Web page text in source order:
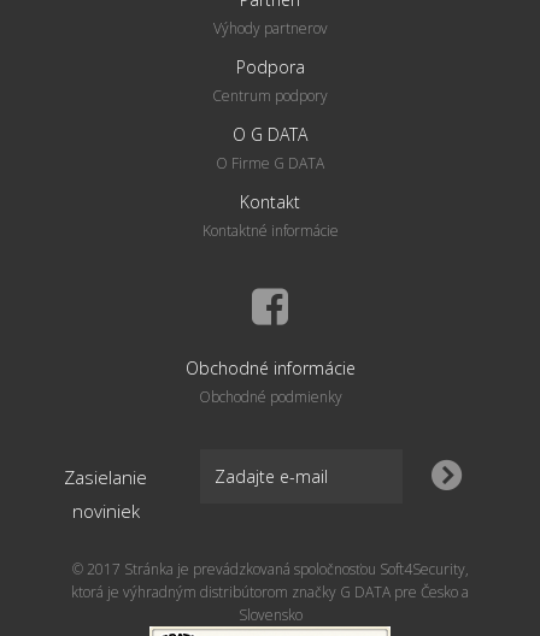
Výhody partnerov
Podpora
Centrum podpory
O G DATA
O Firme G DATA
Kontakt
Kontaktné informácie
Obchodné informácie
Obchodné podmienky
Zasielanie
noviniek
© 2017 Stránka je prevádzkovaná spoločnosťou Soft4Security,
ktorá je výhradným distribútorom značky G DATA pre Česko a
Slovensko